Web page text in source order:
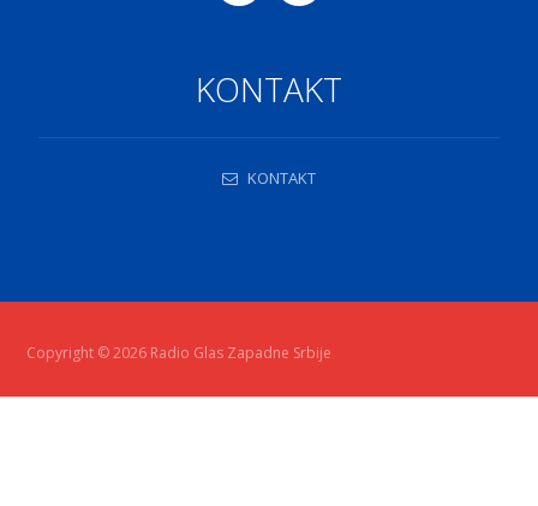
KONTAKT
KONTAKT
Copyright © 2026 Radio Glas Zapadne Srbije